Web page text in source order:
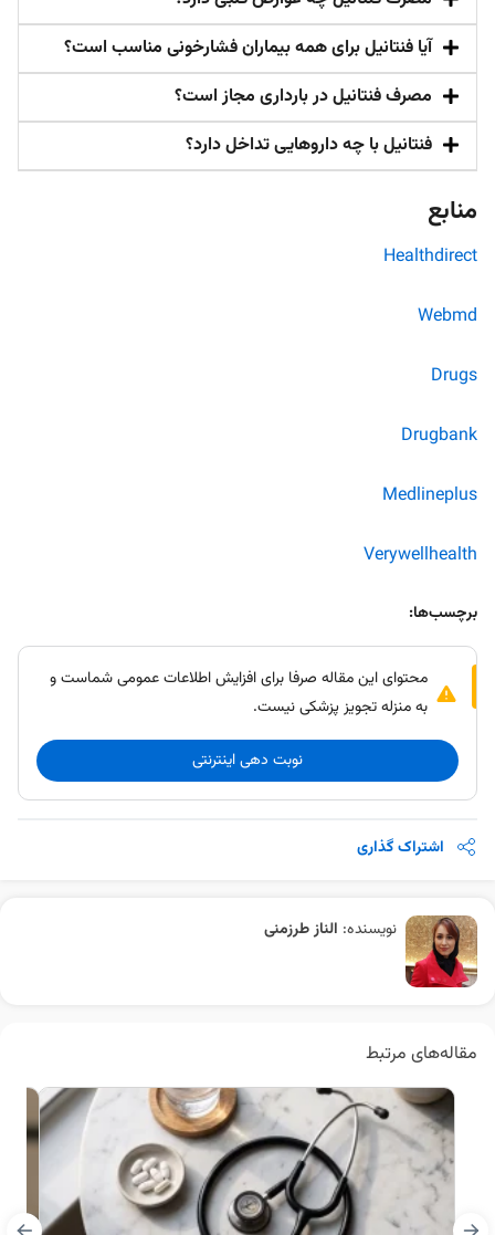
آیا فنتانیل برای همه بیماران فشارخونی مناسب است؟
مصرف فنتانیل در بارداری مجاز است؟
فنتانیل با چه داروهایی تداخل دارد؟
منابع
Healthdirect
Webmd
Drugs
Drugbank
Medlineplus
Verywellhealth
برچسب‌ها:
محتوای این مقاله صرفا برای افزایش اطلاعات عمومی شماست و
به منزله تجویز پزشکی نیست.
نوبت دهی اینترنتی
اشتراک گذاری
نویسنده: الناز طرزمنی
مقاله‌های مرتبط